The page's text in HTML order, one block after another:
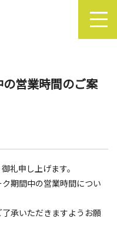
営業時間のご案
礼申し上げます。
期間中の営業時間につい
承いただきますようお願